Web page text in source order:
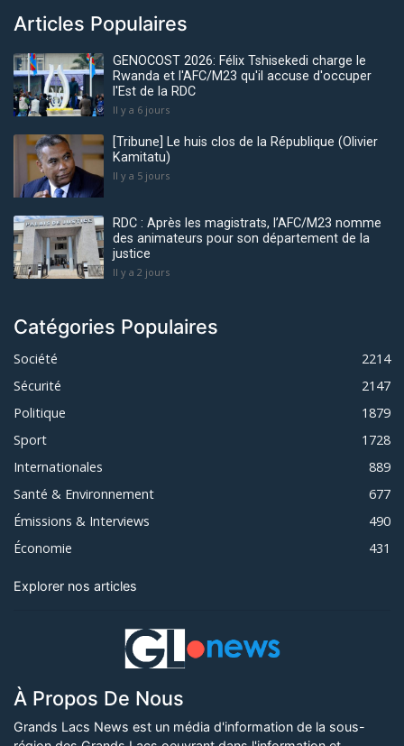
Articles Populaires
GENOCOST 2026: Félix Tshisekedi charge le
Rwanda et l'AFC/M23 qu'il accuse d'occuper
l'Est de la RDC
Il y a 6 jours
[Tribune] Le huis clos de la République (Olivier
Kamitatu)
Il y a 5 jours
RDC : Après les magistrats, l’AFC/M23 nomme
des animateurs pour son département de la
justice
Il y a 2 jours
Catégories Populaires
Société
2214
Sécurité
2147
Politique
1879
Sport
1728
Internationales
889
Santé & Environnement
677
Émissions & Interviews
490
Économie
431
Explorer nos articles
À Propos De Nous
Grands Lacs News est un média d'information de la sous-